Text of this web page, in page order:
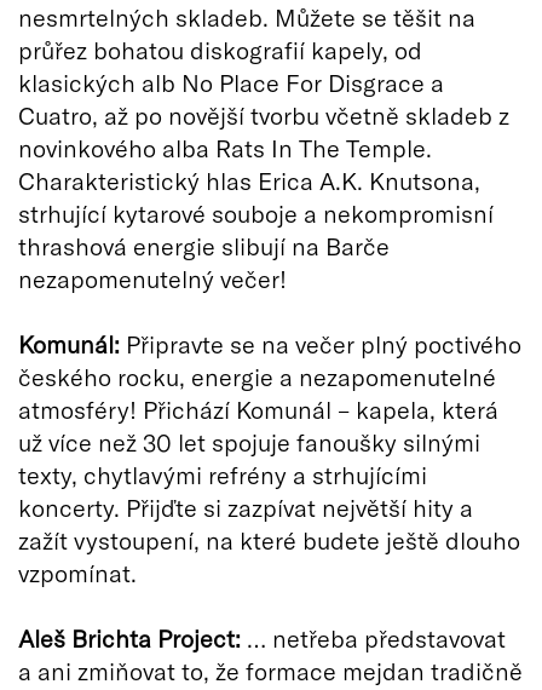
nesmrtelných skladeb. Můžete se těšit na
průřez bohatou diskografií kapely, od
klasických alb No Place For Disgrace a
Cuatro, až po novější tvorbu včetně skladeb z
novinkového alba Rats In The Temple.
Charakteristický hlas Erica A.K. Knutsona,
strhující kytarové souboje a nekompromisní
thrashová energie slibují na Barče
nezapomenutelný večer!
Komunál: Připravte se na večer plný poctivého
českého rocku, energie a nezapomenutelné
atmosféry! Přichází Komunál – kapela, která
už více než 30 let spojuje fanoušky silnými
texty, chytlavými refrény a strhujícími
koncerty. Přijďte si zazpívat největší hity a
zažít vystoupení, na které budete ještě dlouho
vzpomínat.
Aleš Brichta Project: … netřeba představovat
a ani zmiňovat to, že formace mejdan tradičně